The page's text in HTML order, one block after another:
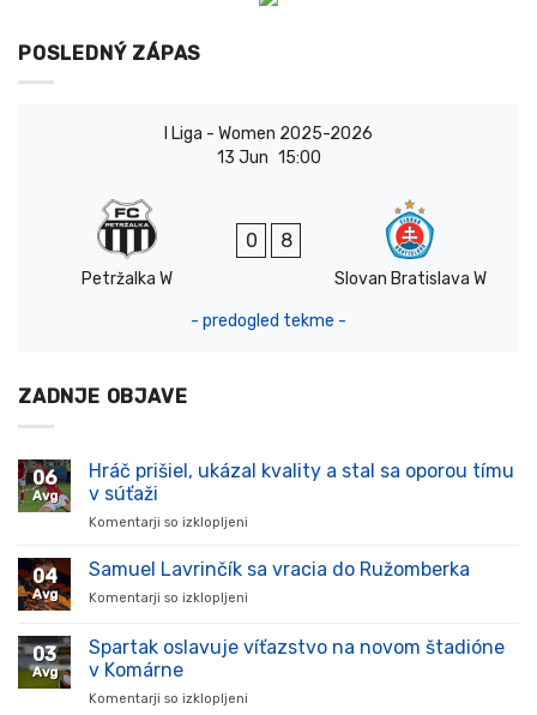
POSLEDNÝ ZÁPAS
I Liga - Women 2025-2026
13 Jun 15:00
Petržalka W
0 8
Slovan Bratislava W
- predogled tekme -
ZADNJE OBJAVE
06
Avg
Hráč prišiel, ukázal kvality a stal sa oporou tímu
v súťaži
Komentarji so izklopljeni
prišiel,
stal
04
Avg
Samuel Lavrinčík sa vracia do Ružomberka
Komentarji so izklopljeni
Lavrinčík
sa
03
Avg
Spartak oslavuje víťazstvo na novom štadióne
v Komárne
Komentarji so izklopljeni